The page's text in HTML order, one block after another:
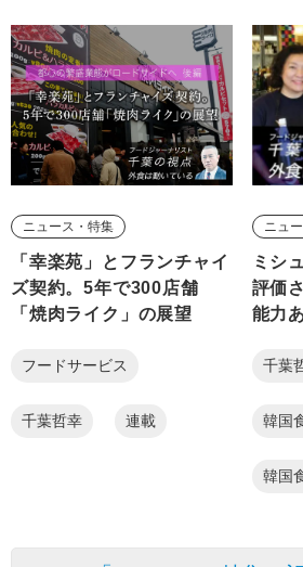
ニュース・特集
「幸楽苑」とフランチャイ
ズ契約。5年で300店舗
「焼肉ライク」の展望
フードサービス
千葉哲幸 連載
ニュ
ミシ
評価
能力
千葉
韓国
韓国